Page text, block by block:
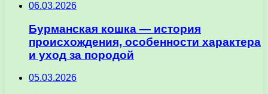
06.03.2026
Бурманская кошка — история
происхождения, особенности характера
и уход за породой
05.03.2026